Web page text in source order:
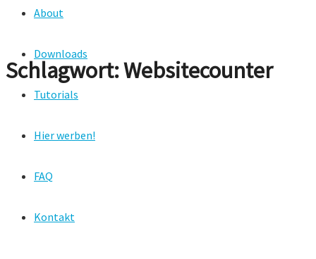
About
Downloads
Tutorials
Hier werben!
FAQ
Kontakt
Schlagwort:Websitecounter